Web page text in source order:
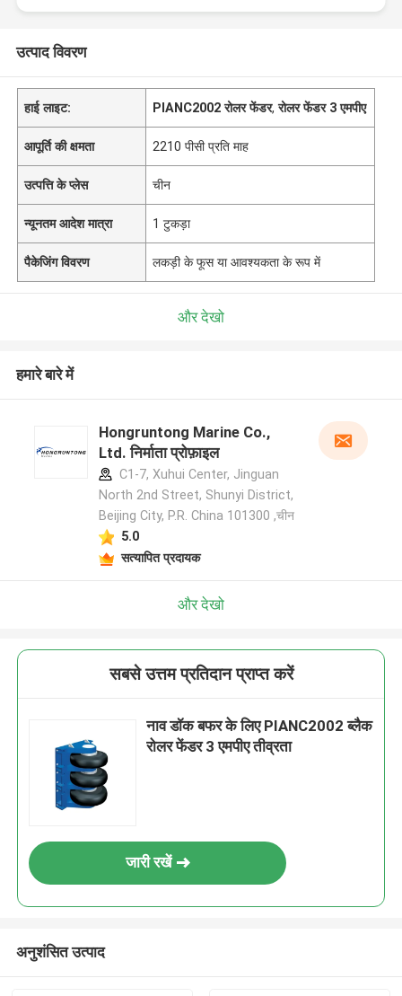
उत्पाद विवरण
हाई लाइट: PIANC2002 रोलर फेंडर,रोलर फेंडर 3 एमपीए
आपूर्ति की क्षमता 2210 पीसी प्रति माह
उत्पत्ति के प्लेस चीन
न्यूनतम आदेश मात्रा 1 टुकड़ा
पैकेजिंग विवरण लकड़ी के फूस या आवश्यकता के रूप में
और देखो
हमारे बारे में
Hongruntong Marine Co.,
Ltd. निर्माता प्रोफ़ाइल
C1-7, Xuhui Center, Jinguan
North 2nd Street, Shunyi District,
Beijing City, P.R. China 101300 ,चीन
5.0
सत्यापित प्रदायक
और देखो
सबसे उत्तम प्रतिदान प्राप्त करें
नाव डॉक बफर के लिए PIANC2002 ब्लैक
रोलर फेंडर 3 एमपीए तीव्रता
जारी रखें
अनुशंसित उत्पाद